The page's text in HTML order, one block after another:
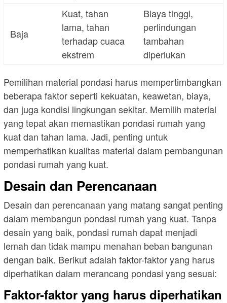
Baja
Kuat, tahan
lama, tahan
terhadap cuaca
ekstrem
Biaya tinggi,
perlindungan
tambahan
diperlukan
Pemilihan material pondasi harus mempertimbangkan
beberapa faktor seperti kekuatan, keawetan, biaya,
dan juga kondisi lingkungan sekitar. Memilih material
yang tepat akan memastikan pondasi rumah yang
kuat dan tahan lama. Jadi, penting untuk
memperhatikan kualitas material dalam pembangunan
pondasi rumah yang kuat.
Desain dan Perencanaan
Desain dan perencanaan yang matang sangat penting
dalam membangun pondasi rumah yang kuat. Tanpa
desain yang baik, pondasi rumah dapat menjadi
lemah dan tidak mampu menahan beban bangunan
dengan baik. Berikut adalah faktor-faktor yang harus
diperhatikan dalam merancang pondasi yang sesuai:
Faktor-faktor yang harus diperhatikan